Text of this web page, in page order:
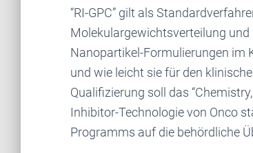
“RI-GPC” gilt als
Molekulargewichtsverteilung und
Nanopartikel-Formulierungen im
und wie leicht sie für den
Qualifizierung soll das
Inhibitor-Technologie von Onco
Programms auf die behördliche